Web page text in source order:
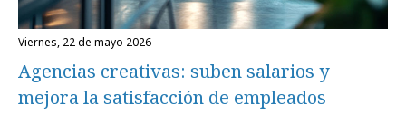
viernes, 22 de mayo 2026
Agencias creativas: suben salarios y
mejora la satisfacción de empleados